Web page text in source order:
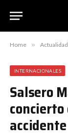
Home » Actualidad
INTERNACIONALES
Salsero
accidente